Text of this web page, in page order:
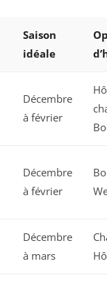
Saison
idéale
Décembre
à février
Décembre
à février
Décembre
à mars